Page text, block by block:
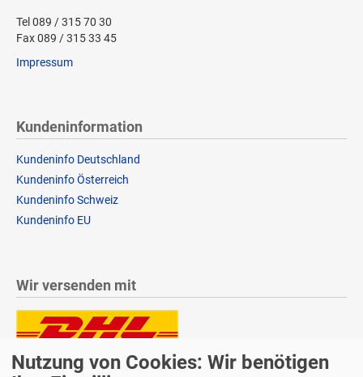
Tel 089 / 315 70 30
Fax 089 / 315 33 45
Impressum
Kundeninformation
Kundeninfo Deutschland
Kundeninfo Österreich
Kundeninfo Schweiz
Kundeninfo EU
Wir versenden mit
Lieferung auch an Packstationen und Postfilialen
Nutzung von Cookies: Wir benötigen